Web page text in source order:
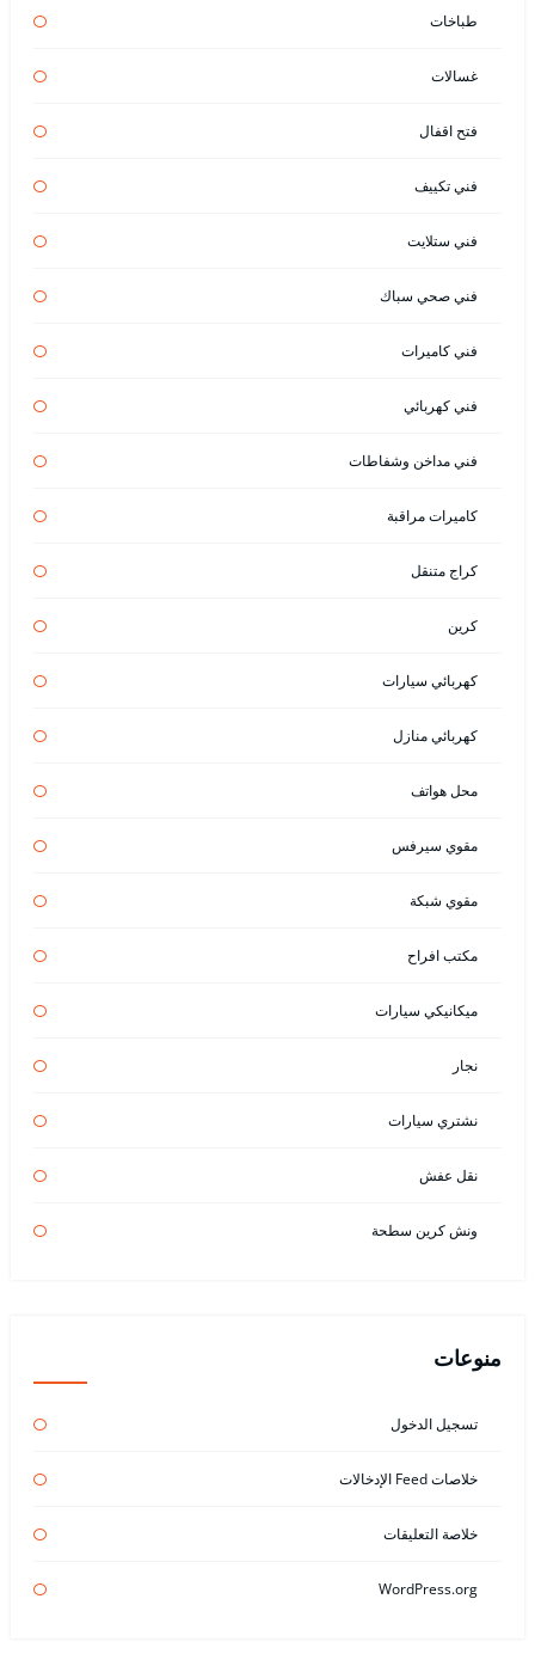
طباخات
غسالات
فتح اقفال
فني تكييف
فني ستلايت
فني صحي سباك
فني كاميرات
فني كهربائي
فني مداخن وشفاطات
كاميرات مراقبة
كراج متنقل
كرين
كهربائي سيارات
كهربائي منازل
محل هواتف
مقوي سيرفس
مقوي شبكة
مكتب افراح
ميكانيكي سيارات
نجار
نشتري سيارات
نقل عفش
ونش كرين سطحة
منوعات
تسجيل الدخول
خلاصات Feed الإدخالات
خلاصة التعليقات
WordPress.org